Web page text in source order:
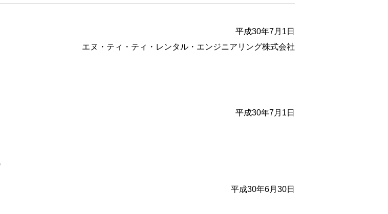
平成30年7月1日
エヌ・ティ・ティ・レンタル・エンジニアリング株式会社
平成30年7月1日
平成30年6月30日